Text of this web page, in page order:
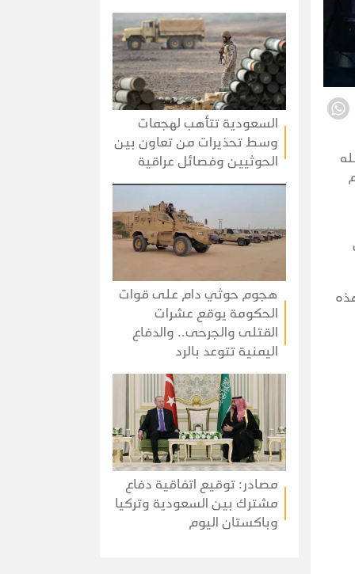
السعودية تتأهب لهجمات
وسط تحذيرات من تعاون بين
الحوثيين وفصائل عراقية
هجوم حوثي دام على قوات
الحكومة يوقع عشرات
القتلى والجرحى.. والدفاع
اليمنية تتوعد بالرد
مصادر: توقيع اتفاقية دفاع
مشترك بين السعودية وتركيا
وباكستان اليوم